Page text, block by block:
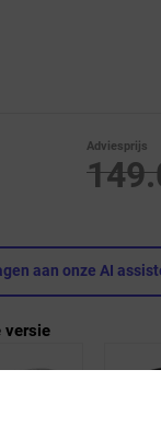
Adviesprijs
aan onze AI
versie